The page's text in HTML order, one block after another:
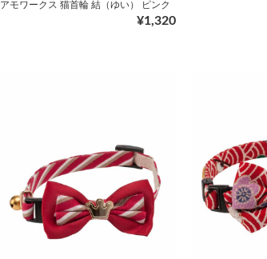
アモワークス 猫首輪 結（ゆい） ピンク
¥1,320